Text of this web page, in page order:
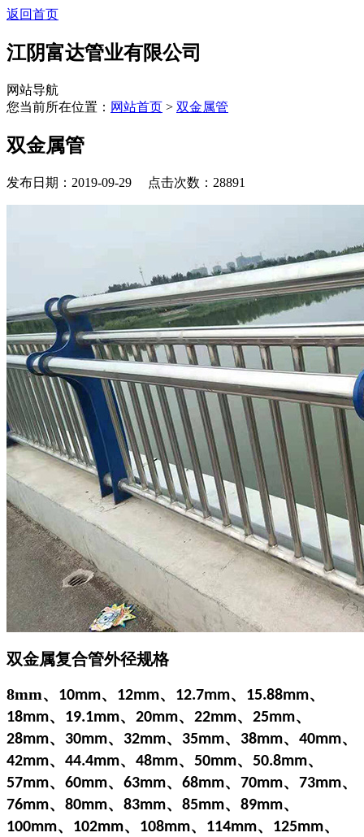
返回首页
江阴富达管业有限公司
网站导航
您当前所在位置： 网站首页 > 双金属管
双金属管
发布日期：2019-09-29 点击次数：28891
双金属复合管外径规格
8mm、 10mm、 12mm、 12.7mm、 15.88mm、
18mm、 19.1mm、 20mm、 22mm、 25mm、
28mm、 30mm、 32mm、 35mm、 38mm、 40mm、
42mm、 44.4mm、 48mm、 50mm、 50.8mm、
57mm、 60mm、 63mm、 68mm、 70mm、 73mm、
76mm、 80mm、 83mm、 85mm、 89mm、
100mm、 102mm、 108mm、 114mm、 125mm、